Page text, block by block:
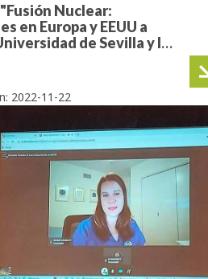
Nuclear:
en Europa y EEUU a
de Sevilla y la
2022-11-22